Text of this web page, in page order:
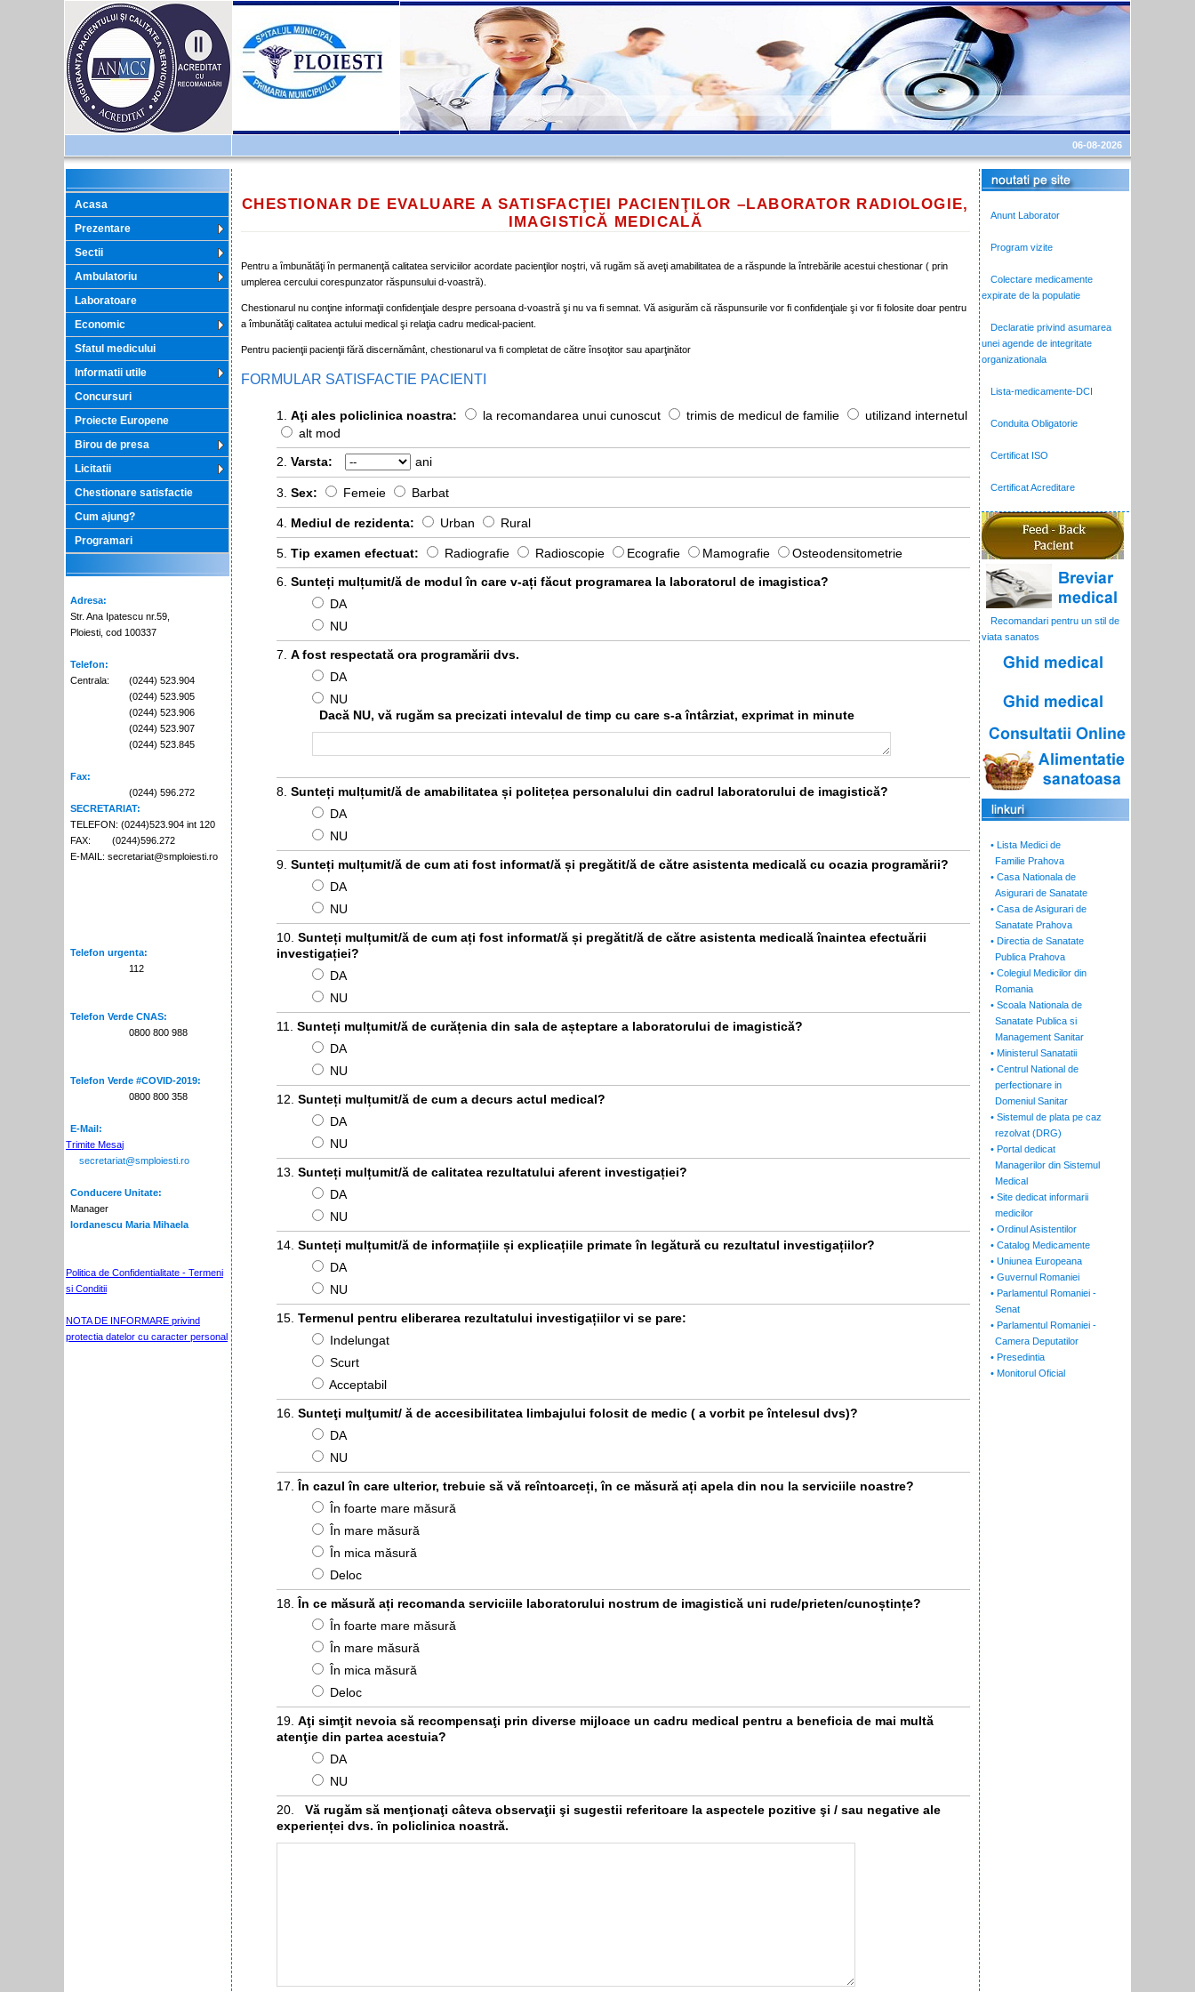
06-08-2026
Acasa
Prezentare
Sectii
Ambulatoriu
Laboratoare
Economic
Sfatul medicului
Informatii utile
Concursuri
Proiecte Europene
Birou de presa
Licitatii
Chestionare satisfactie
Cum ajung?
Programari
Adresa:
Str. Ana Ipatescu nr.59,
Ploiesti, cod 100337
Telefon:
Centrala:
(0244) 523.904
(0244) 523.905
(0244) 523.906
(0244) 523.907
(0244) 523.845
Fax:
(0244) 596.272
SECRETARIAT:
TELEFON: (0244)523.904 int 120
FAX: (0244)596.272
E-MAIL: secretariat@smploiesti.ro
Telefon urgenta:
112
Telefon Verde CNAS:
0800 800 988
Telefon Verde #COVID-2019:
0800 800 358
E-Mail:
Trimite Mesaj
secretariat@smploiesti.ro
Conducere Unitate:
Manager
Iordanescu Maria Mihaela
Politica de Confidentialitate - Termeni
si Conditii
NOTA DE INFORMARE privind
protectia datelor cu caracter personal
CHESTIONAR DE EVALUARE A SATISFACŢIEI PACIENŢILOR –LABORATOR RADIOLOGIE,
IMAGISTICĂ MEDICALĂ
Pentru a ȋmbunătăţi ȋn permanenţă calitatea serviciilor acordate pacienţilor noştri, vă rugăm să aveţi amabilitatea de a răspunde la ȋntrebările acestui chestionar ( prin
umplerea cercului corespunzator răspunsului d-voastră).
Chestionarul nu conţine informaţii confidenţiale despre persoana d-voastră şi nu va fi semnat. Vă asigurăm că răspunsurile vor fi confidenţiale şi vor fi folosite doar pentru
a îmbunătăţi calitatea actului medical şi relaţia cadru medical-pacient.
Pentru pacienţii pacienţii fără discernământ, chestionarul va fi completat de către ȋnsoţitor sau aparţinător
FORMULAR SATISFACTIE PACIENTI
Aţi ales policlinica noastra: la recomandarea unui cunoscut trimis de medicul de familie
utilizand internetul
alt mod
Varsta:
ani
Sex: Femeie Barbat
Mediul de rezidenta: Urban Rural
Tip examen efectuat: Radiografie Radioscopie Ecografie Mamografie
Osteodensitometrie
Sunteți mulțumit/ă de modul în care v-ați făcut programarea la laboratorul de imagistica?
DA
NU
A fost respectată ora programării dvs.
DA
NU
Dacă NU, vă rugăm sa precizati intevalul de timp cu care s-a întârziat, exprimat in minute
Sunteți mulțumit/ă de amabilitatea și politețea personalului din cadrul laboratorului de imagistică?
DA
NU
Sunteți mulțumit/ă de cum ati fost informat/ă și pregătit/ă de către asistenta medicală cu ocazia programării?
DA
NU
Sunteți mulțumit/ă de cum ați fost informat/ă și pregătit/ă de către asistenta medicală înaintea efectuării
investigației?
DA
NU
Sunteți mulțumit/ă de curățenia din sala de așteptare a laboratorului de imagistică?
DA
NU
Sunteți mulțumit/ă de cum a decurs actul medical?
DA
NU
Sunteți mulțumit/ă de calitatea rezultatului aferent investigației?
DA
NU
Sunteți mulțumit/ă de informațiile și explicațiile primate în legătură cu rezultatul investigațiilor?
DA
NU
Termenul pentru eliberarea rezultatului investigațiilor vi se pare:
Indelungat
Scurt
Acceptabil
Sunteţi mulţumit/ ă de accesibilitatea limbajului folosit de medic ( a vorbit pe întelesul dvs)?
DA
NU
În cazul în care ulterior, trebuie să vă reîntoarceți, în ce măsură ați apela din nou la serviciile noastre?
În foarte mare măsură
În mare măsură
În mica măsură
Deloc
În ce măsură ați recomanda serviciile laboratorului nostrum de imagistică uni rude/prieten/cunoștințe?
În foarte mare măsură
În mare măsură
În mica măsură
Deloc
Aţi simţit nevoia să recompensaţi prin diverse mijloace un cadru medical pentru a beneficia de mai multă
atenţie din partea acestuia?
DA
NU
Vă rugăm să menţionaţi câteva observaţii şi sugestii referitoare la aspectele pozitive şi / sau negative ale
experienței dvs. ȋn policlinica noastră.
Anunt Laborator
Program vizite
Colectare medicamente
expirate de la populatie
Declaratie privind asumarea
unei agende de integritate
organizationala
Lista-medicamente-DCI
Conduita Obligatorie
Certificat ISO
Certificat Acreditare
Recomandari pentru un stil de
viata sanatos
• Lista Medici de
Familie Prahova
• Casa Nationala de
Asigurari de Sanatate
• Casa de Asigurari de
Sanatate Prahova
• Directia de Sanatate
Publica Prahova
• Colegiul Medicilor din
Romania
• Scoala Nationala de
Sanatate Publica si
Management Sanitar
• Ministerul Sanatatii
• Centrul National de
perfectionare in
Domeniul Sanitar
• Sistemul de plata pe caz
rezolvat (DRG)
• Portal dedicat
Managerilor din Sistemul
Medical
• Site dedicat informarii
medicilor
• Ordinul Asistentilor
• Catalog Medicamente
• Uniunea Europeana
• Guvernul Romaniei
• Parlamentul Romaniei -
Senat
• Parlamentul Romaniei -
Camera Deputatilor
• Presedintia
• Monitorul Oficial